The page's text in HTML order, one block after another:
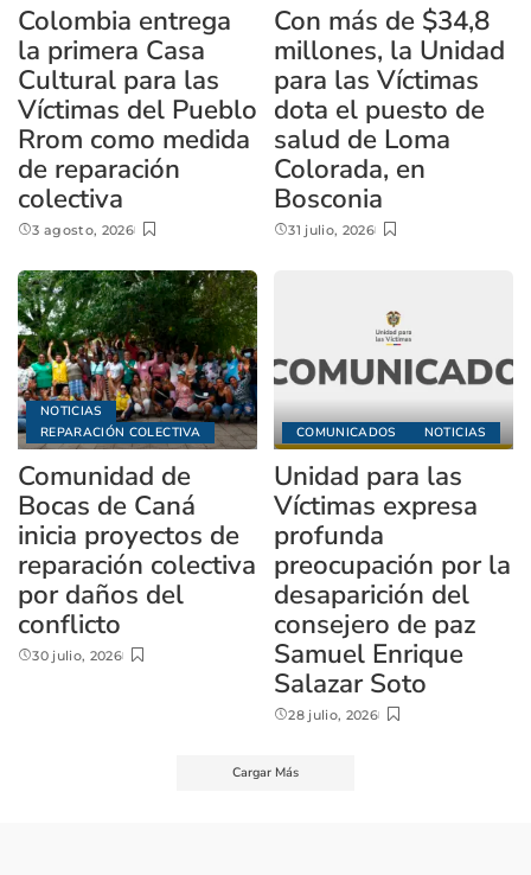
Colombia entrega
la primera Casa
Cultural para las
Víctimas del Pueblo
Rrom como medida
de reparación
colectiva
3 agosto, 2026
Con más de $34,8
millones, la Unidad
para las Víctimas
dota el puesto de
salud de Loma
Colorada, en
Bosconia
31 julio, 2026
NOTICIAS
REPARACIÓN COLECTIVA
Comunidad de
Bocas de Caná
inicia proyectos de
reparación colectiva
por daños del
conflicto
30 julio, 2026
COMUNICADOS NOTICIAS
Unidad para las
Víctimas expresa
profunda
preocupación por la
desaparición del
consejero de paz
Samuel Enrique
Salazar Soto
28 julio, 2026
Cargar Más